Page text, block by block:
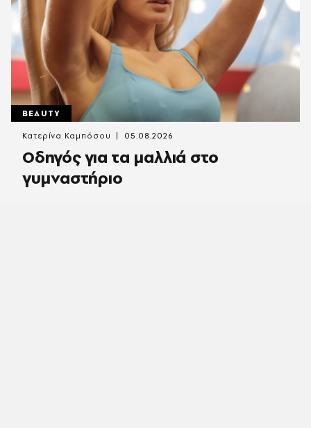
BEAUTY
Οδηγός για τα μαλλιά στο
γυμναστήριο
Κατερίνα Καμπόσου 05.08.2026